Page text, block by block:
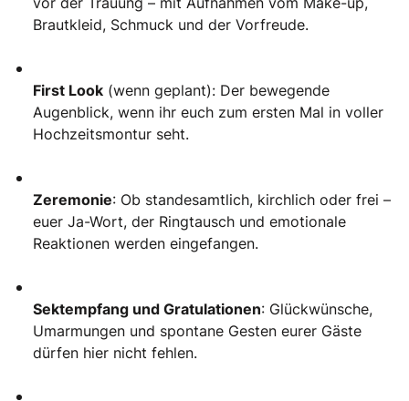
Brautkleid, Schmuck und der Vorfreude.
First Look (wenn geplant): Der bewegende
Augenblick, wenn ihr euch zum ersten Mal in voller
Hochzeitsmontur seht.
Zeremonie: Ob standesamtlich, kirchlich oder frei –
euer Ja-Wort, der Ringtausch und emotionale
Reaktionen werden eingefangen.
Sektempfang und Gratulationen: Glückwünsche,
Umarmungen und spontane Gesten eurer Gäste
dürfen hier nicht fehlen.